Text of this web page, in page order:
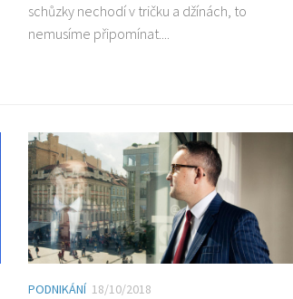
schůzky nechodí v tričku a džínách, to
nemusíme připomínat....
PODNIKÁNÍ 18/10/2018